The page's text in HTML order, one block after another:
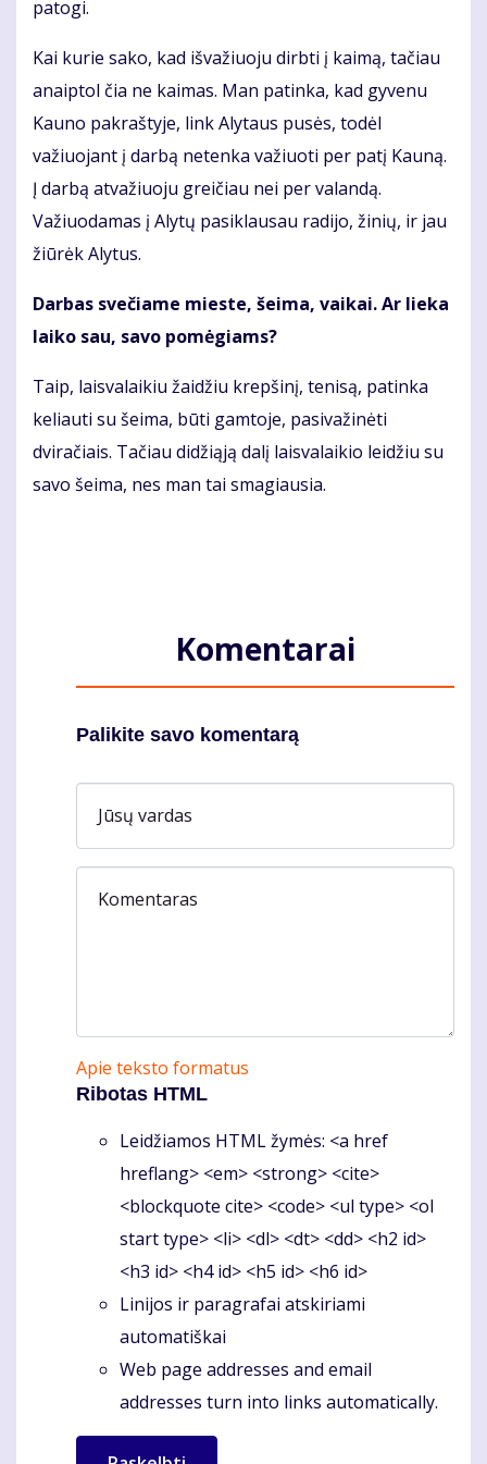
patogi.
Kai kurie sako, kad išvažiuoju dirbti į kaimą, tačiau
anaiptol čia ne kaimas. Man patinka, kad gyvenu
Kauno pakraštyje, link Alytaus pusės, todėl
važiuojant į darbą netenka važiuoti per patį Kauną.
Į darbą atvažiuoju greičiau nei per valandą.
Važiuodamas į Alytų pasiklausau radijo, žinių, ir jau
žiūrėk Alytus.
Darbas svečiame mieste, šeima, vaikai. Ar lieka
laiko sau, savo pomėgiams?
Taip, laisvalaikiu žaidžiu krepšinį, tenisą, patinka
keliauti su šeima, būti gamtoje, pasivažinėti
dviračiais. Tačiau didžiąją dalį laisvalaikio leidžiu su
savo šeima, nes man tai smagiausia.
Komentarai
Palikite savo komentarą
Jūsų vardas
Komentaras
Apie teksto formatus
Ribotas HTML
Leidžiamos HTML žymės: <a href
hreflang> <em> <strong> <cite>
<blockquote cite> <code> <ul type> <ol
start type> <li> <dl> <dt> <dd> <h2 id>
<h3 id> <h4 id> <h5 id> <h6 id>
Linijos ir paragrafai atskiriami
automatiškai
Web page addresses and email
addresses turn into links automatically.